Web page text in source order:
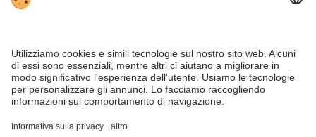
Social Media